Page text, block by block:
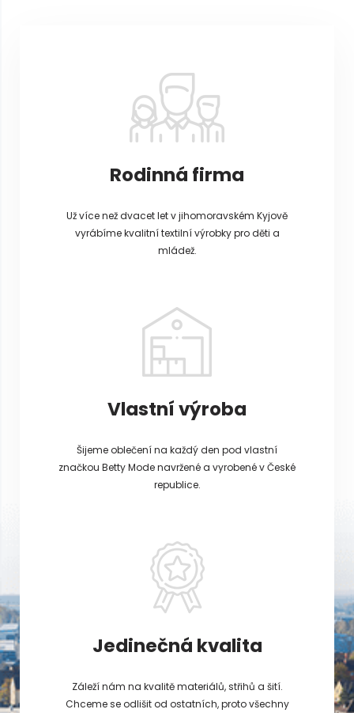
Rodinná firma
Už více než dvacet let v jihomoravském Kyjově
vyrábíme kvalitní textilní výrobky pro děti a
mládež.
Vlastní výroba
Šijeme oblečení na každý den pod vlastní
značkou Betty Mode navržené a vyrobené v České
republice.
Jedinečná kvalita
Záleží nám na kvalitě materiálů, střihů a šití.
Chceme se odlišit od ostatních, proto všechny